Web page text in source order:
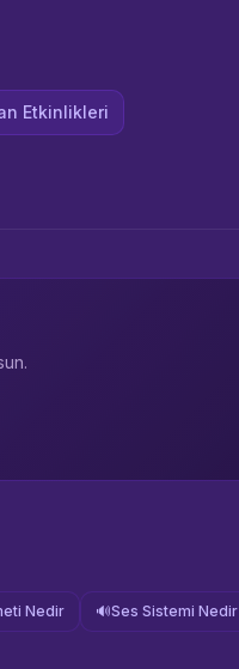
Etkinlikleri
Nedir 🔊Ses Sistemi Nedir